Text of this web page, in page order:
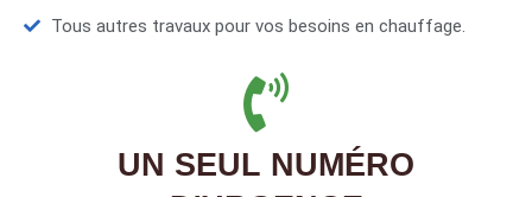
Tous autres travaux pour vos besoins en chauffage.
UN SEUL NUMÉRO